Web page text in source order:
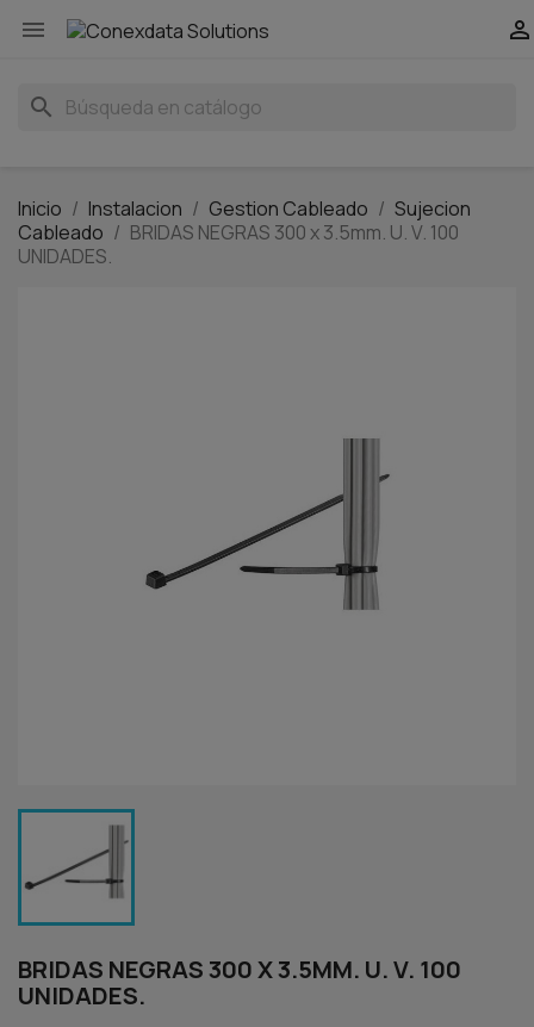
 
search
Inicio Instalacion Gestion Cableado
Sujecion
Cableado
BRIDAS NEGRAS 300 x 3.5mm. U. V. 100
UNIDADES.
BRIDAS NEGRAS 300 X 3.5MM. U. V. 100
UNIDADES.